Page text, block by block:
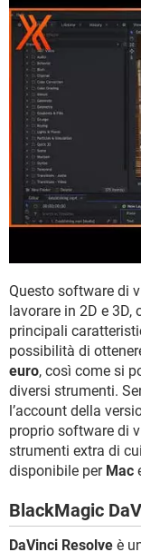
Questo software di
lavorare in 2D e
principali
possibilità di
euro, così come si
diversi strumenti.
l’account della
proprio software di
strumenti extra di
disponibile per Mac
BlackMagic
DaVinci Resolve è